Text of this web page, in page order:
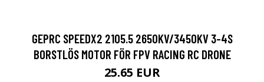
GEPRC SPEEDX2 2105.5 2650KV/3450KV 3-4S
BORSTLÖS MOTOR FÖR FPV RACING RC DRONE
25.65 EUR